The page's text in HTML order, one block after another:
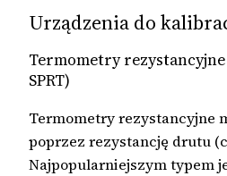
Urządzenia do
Termometry rezystancyjne
SPRT)
Termometry rezystancyjne
poprzez rezystancję drutu
Najpopularniejszym typem